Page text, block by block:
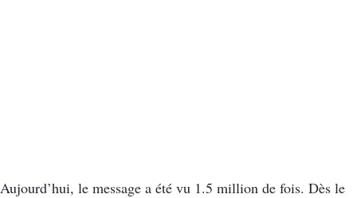
Aujourd’hui, le message a été vu 1.5 million de fois. Dès le